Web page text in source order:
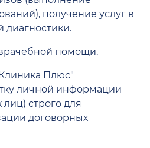
получение услуг в
диагностики.
помощи.
Плюс"
личной информации
строго для
договорных